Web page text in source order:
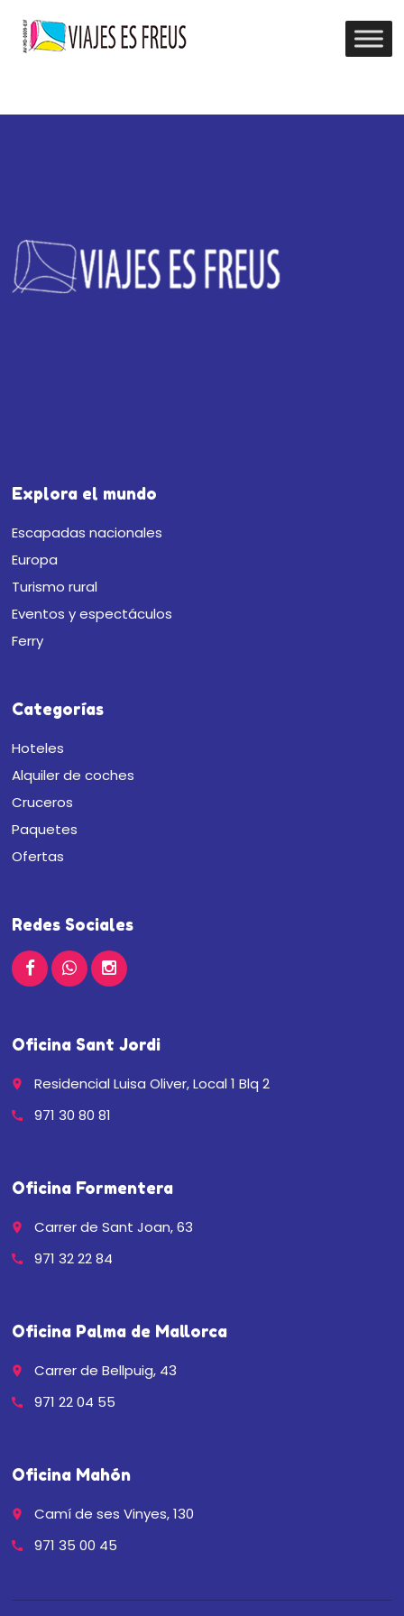
Explora el mundo
Escapadas nacionales
Europa
Turismo rural
Eventos y espectáculos
Ferry
Categorías
Hoteles
Alquiler de coches
Cruceros
Paquetes
Ofertas
Redes Sociales
Oficina Sant Jordi
place Residencial Luisa Oliver, Local 1 Blq 2
call 971 30 80 81
Oficina Formentera
place Carrer de Sant Joan, 63
call 971 32 22 84
Oficina Palma de Mallorca
place Carrer de Bellpuig, 43
call 971 22 04 55
Oficina Mahón
place Camí de ses Vinyes, 130
call 971 35 00 45